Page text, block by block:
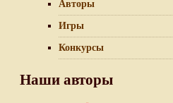
Авторы
Игры
Конкурсы
Наши авторы